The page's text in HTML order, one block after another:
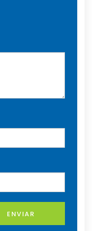
ENVIAR